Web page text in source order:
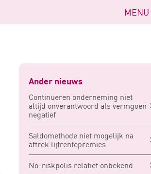
Navigatie
openen
MENU
Ander nieuws
Continueren onderneming niet
altijd onverantwoord als vermgoen
negatief
Saldomethode niet mogelijk na
aftrek lijfrentepremies
No-riskpolis relatief onbekend